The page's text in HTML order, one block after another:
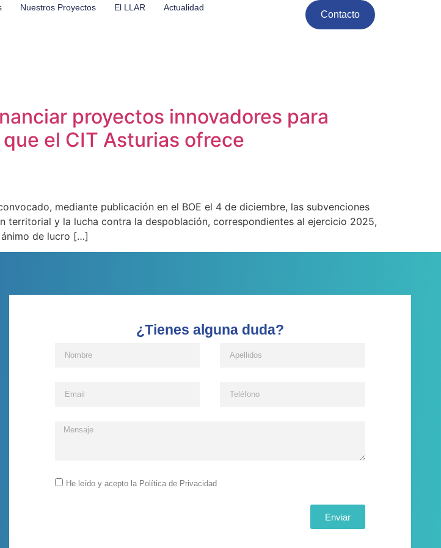
Nuestros Proyectos El LLAR Actualidad
Contacto
proyectos innovadores para
el CIT Asturias ofrece
mediante publicación en el BOE el 4 de diciembre, las subvenciones
y la lucha contra la despoblación, correspondientes al ejercicio 2025,
de lucro […]
¿Tienes alguna duda?
He leído y acepto la Política de Privacidad
Enviar